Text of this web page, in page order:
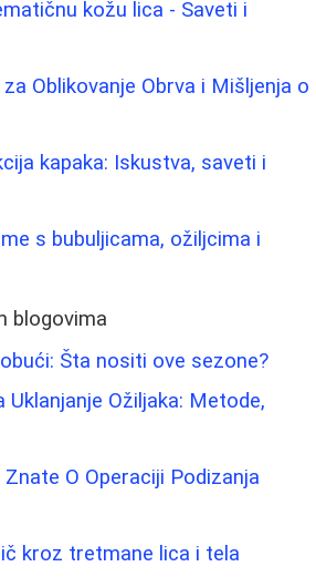
kožu lica - Saveti i
Oblikovanje Obrva i Mišljenja o
kapaka: Iskustva, saveti i
s bubuljicama, ožiljcima i
blogovima
Šta nositi ove sezone?
Uklanjanje Ožiljaka: Metode,
O Operaciji Podizanja
kroz tretmane lica i tela